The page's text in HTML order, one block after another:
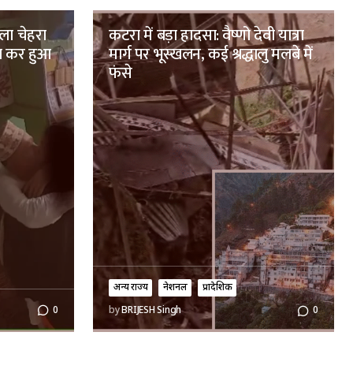
चेहरा
कर हुआ
0
कटरा में बड़ा हादसा: वैष्णो देवी यात्रा
मार्ग पर भूस्खलन, कई श्रद्धालु मलबे में
फंसे
अन्य राज्य नेशनल
प्रादेशिक
byBRIJESH Singh 0